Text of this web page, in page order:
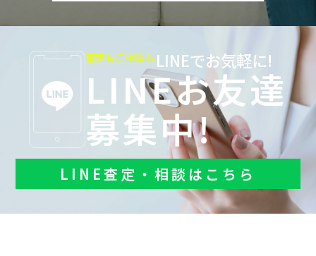
査定もご相談も LINEでお気軽に!
LINEお友達
募集中!
LINE査定・相談はこちら